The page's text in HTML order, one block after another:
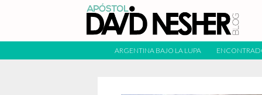
ARGENTINA BAJO LA LUPA